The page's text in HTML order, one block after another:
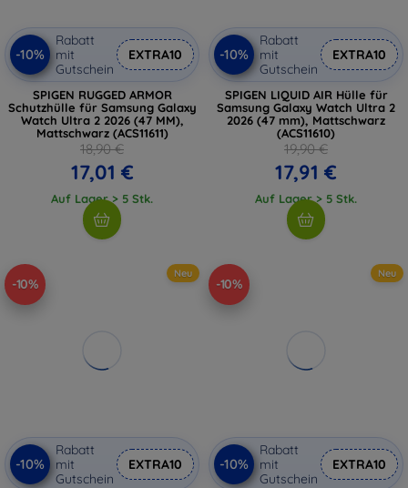
-10%
Rabatt
mit
Gutschein
EXTRA10
SPIGEN RUGGED ARMOR
Schutzhülle für Samsung Galaxy
Watch Ultra 2 2026 (47 MM),
Mattschwarz (ACS11611)
18,90 €
17,01 €
Auf Lager > 5 Stk.
-10%
Rabatt
mit
Gutschein
EXTRA10
SPIGEN LIQUID AIR Hülle für
Samsung Galaxy Watch Ultra 2
2026 (47 mm), Mattschwarz
(ACS11610)
19,90 €
17,91 €
Auf Lager > 5 Stk.
-10%
Neu
-10%
Rabatt
mit
Gutschein
EXTRA10
-10%
Neu
-10%
Rabatt
mit
Gutschein
EXTRA10